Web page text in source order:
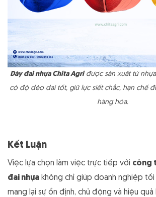
Dây đai nhựa Chita Agriđược sản xuất từ
có độ dẻo dai tốt, giữ lực siết chắc, hạn chế
hàng hóa.
Kết Luận
Việc lựa chọn làm việc trực tiếp với công
đai nhựa không chỉ giúp doanh nghiệp tối
mang lại sự ổn định, chủ động và hiệu quả